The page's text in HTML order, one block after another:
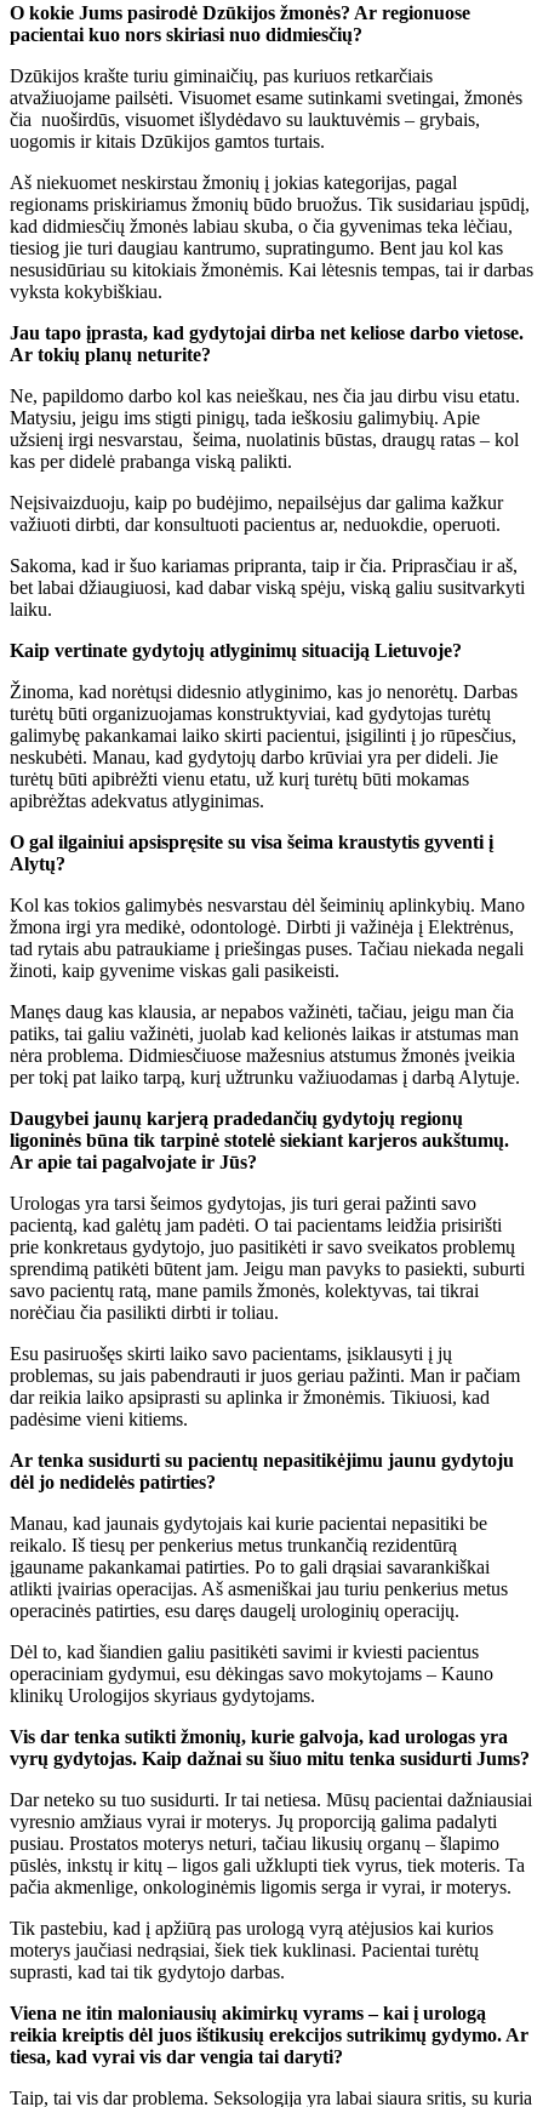
O kokie Jums pasirodė Dzūkijos žmonės? Ar regionuose
pacientai kuo nors skiriasi nuo didmiesčių?
Dzūkijos krašte turiu giminaičių, pas kuriuos retkarčiais
atvažiuojame pailsėti. Visuomet esame sutinkami svetingai, žmonės
čia nuoširdūs, visuomet išlydėdavo su lauktuvėmis – grybais,
uogomis ir kitais Dzūkijos gamtos turtais.
Aš niekuomet neskirstau žmonių į jokias kategorijas, pagal
regionams priskiriamus žmonių būdo bruožus. Tik susidariau įspūdį,
kad didmiesčių žmonės labiau skuba, o čia gyvenimas teka lėčiau,
tiesiog jie turi daugiau kantrumo, supratingumo. Bent jau kol kas
nesusidūriau su kitokiais žmonėmis. Kai lėtesnis tempas, tai ir darbas
vyksta kokybiškiau.
Jau tapo įprasta, kad gydytojai dirba net keliose darbo vietose.
Ar tokių planų neturite?
Ne, papildomo darbo kol kas neieškau, nes čia jau dirbu visu etatu.
Matysiu, jeigu ims stigti pinigų, tada ieškosiu galimybių. Apie
užsienį irgi nesvarstau, šeima, nuolatinis būstas, draugų ratas – kol
kas per didelė prabanga viską palikti.
Neįsivaizduoju, kaip po budėjimo, nepailsėjus dar galima kažkur
važiuoti dirbti, dar konsultuoti pacientus ar, neduokdie, operuoti.
Sakoma, kad ir šuo kariamas pripranta, taip ir čia. Priprasčiau ir aš,
bet labai džiaugiuosi, kad dabar viską spėju, viską galiu susitvarkyti
laiku.
Kaip vertinate gydytojų atlyginimų situaciją Lietuvoje?
Žinoma, kad norėtųsi didesnio atlyginimo, kas jo nenorėtų. Darbas
turėtų būti organizuojamas konstruktyviai, kad gydytojas turėtų
galimybę pakankamai laiko skirti pacientui, įsigilinti į jo rūpesčius,
neskubėti. Manau, kad gydytojų darbo krūviai yra per dideli. Jie
turėtų būti apibrėžti vienu etatu, už kurį turėtų būti mokamas
apibrėžtas adekvatus atlyginimas.
O gal ilgainiui apsispręsite su visa šeima kraustytis gyventi į
Alytų?
Kol kas tokios galimybės nesvarstau dėl šeiminių aplinkybių. Mano
žmona irgi yra medikė, odontologė. Dirbti ji važinėja į Elektrėnus,
tad rytais abu patraukiame į priešingas puses. Tačiau niekada negali
žinoti, kaip gyvenime viskas gali pasikeisti.
Manęs daug kas klausia, ar nepabos važinėti, tačiau, jeigu man čia
patiks, tai galiu važinėti, juolab kad kelionės laikas ir atstumas man
nėra problema. Didmiesčiuose mažesnius atstumus žmonės įveikia
per tokį pat laiko tarpą, kurį užtrunku važiuodamas į darbą Alytuje.
Daugybei jaunų karjerą pradedančių gydytojų regionų
ligoninės būna tik tarpinė stotelė siekiant karjeros aukštumų.
Ar apie tai pagalvojate ir Jūs?
Urologas yra tarsi šeimos gydytojas, jis turi gerai pažinti savo
pacientą, kad galėtų jam padėti. O tai pacientams leidžia prisirišti
prie konkretaus gydytojo, juo pasitikėti ir savo sveikatos problemų
sprendimą patikėti būtent jam. Jeigu man pavyks to pasiekti, suburti
savo pacientų ratą, mane pamils žmonės, kolektyvas, tai tikrai
norėčiau čia pasilikti dirbti ir toliau.
Esu pasiruošęs skirti laiko savo pacientams, įsiklausyti į jų
problemas, su jais pabendrauti ir juos geriau pažinti. Man ir pačiam
dar reikia laiko apsiprasti su aplinka ir žmonėmis. Tikiuosi, kad
padėsime vieni kitiems.
Ar tenka susidurti su pacientų nepasitikėjimu jaunu gydytoju
dėl jo nedidelės patirties?
Manau, kad jaunais gydytojais kai kurie pacientai nepasitiki be
reikalo. Iš tiesų per penkerius metus trunkančią rezidentūrą
įgauname pakankamai patirties. Po to gali drąsiai savarankiškai
atlikti įvairias operacijas. Aš asmeniškai jau turiu penkerius metus
operacinės patirties, esu daręs daugelį urologinių operacijų.
Dėl to, kad šiandien galiu pasitikėti savimi ir kviesti pacientus
operaciniam gydymui, esu dėkingas savo mokytojams – Kauno
klinikų Urologijos skyriaus gydytojams.
Vis dar tenka sutikti žmonių, kurie galvoja, kad urologas yra
vyrų gydytojas. Kaip dažnai su šiuo mitu tenka susidurti Jums?
Dar neteko su tuo susidurti. Ir tai netiesa. Mūsų pacientai dažniausiai
vyresnio amžiaus vyrai ir moterys. Jų proporciją galima padalyti
pusiau. Prostatos moterys neturi, tačiau likusių organų – šlapimo
pūslės, inkstų ir kitų – ligos gali užklupti tiek vyrus, tiek moteris. Ta
pačia akmenlige, onkologinėmis ligomis serga ir vyrai, ir moterys.
Tik pastebiu, kad į apžiūrą pas urologą vyrą atėjusios kai kurios
moterys jaučiasi nedrąsiai, šiek tiek kuklinasi. Pacientai turėtų
suprasti, kad tai tik gydytojo darbas.
Viena ne itin maloniausių akimirkų vyrams – kai į urologą
reikia kreiptis dėl juos ištikusių erekcijos sutrikimų gydymo. Ar
tiesa, kad vyrai vis dar vengia tai daryti?
Taip, tai vis dar problema. Seksologija yra labai siaura sritis, su kuria